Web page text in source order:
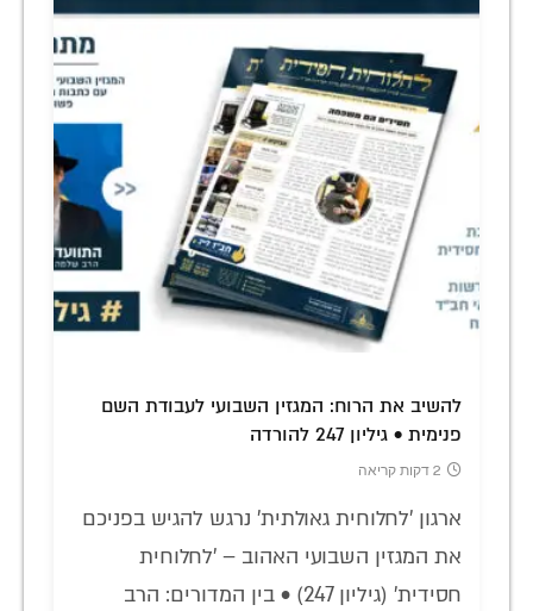
להשיב את הרוח: המגזין השבועי לעבודת השם
פנימית • גיליון 247 להורדה
2 דקות קריאה
ארגון 'לחלוחית גאולתית' נרגש להגיש בפניכם
את המגזין השבועי האהוב – 'לחלוחית
חסידית' (גיליון 247) • בין המדורים: הרב